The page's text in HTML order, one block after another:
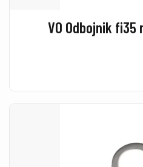
VO Odbojnik fi35